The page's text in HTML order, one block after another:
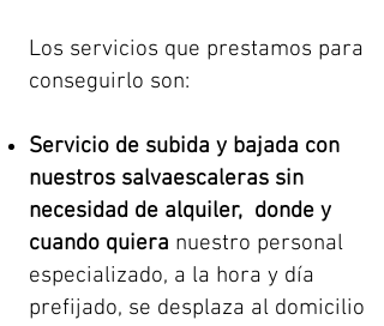
Los servicios que prestamos para
conseguirlo son:
Servicio de subida y bajada con
nuestros salvaescaleras sin
necesidad de alquiler, donde y
cuando quiera nuestro personal
especializado, a la hora y día
prefijado, se desplaza al domicilio